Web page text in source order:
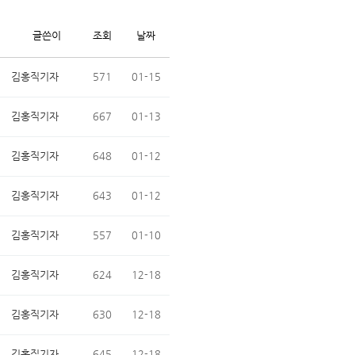
글쓴이 조회 날짜
김홍직기자 571 01-15
김홍직기자 667 01-13
김홍직기자 648 01-12
김홍직기자 643 01-12
김홍직기자 557 01-10
김홍직기자 624 12-18
김홍직기자 630 12-18